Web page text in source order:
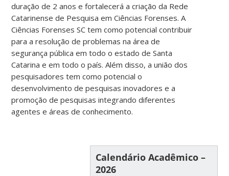
duração de 2 anos e fortalecerá a criação da Rede
Catarinense de Pesquisa em Ciências Forenses. A
Ciências Forenses SC tem como potencial contribuir
para a resolução de problemas na área de
segurança pública em todo o estado de Santa
Catarina e em todo o país. Além disso, a união dos
pesquisadores tem como potencial o
desenvolvimento de pesquisas inovadores e a
promoção de pesquisas integrando diferentes
agentes e áreas de conhecimento.
Calendário Acadêmico –
2026